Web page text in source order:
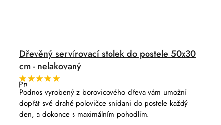
Dřevěný servírovací stolek do postele 50x30
cm - nelakovaný
Průměrné
hodnocení
produktu
je
5,0
z
Podnos vyrobený z borovicového dřeva vám umožní
dopřát své drahé polovičce snídani do postele každý
den, a dokonce s maximálním pohodlím.